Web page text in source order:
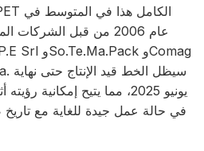
عام 2006 من قبل
يونيو 2025، مما يتيح إمكانية
في حالة عمل جيدة للغاية مع تاريخ